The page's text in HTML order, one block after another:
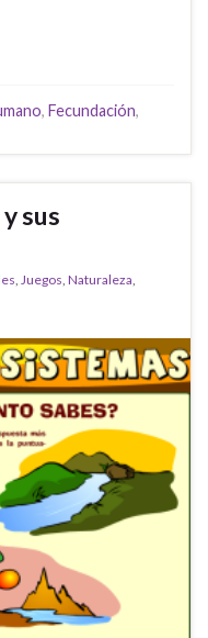
, Fecundación,
sus
Juegos Naturaleza